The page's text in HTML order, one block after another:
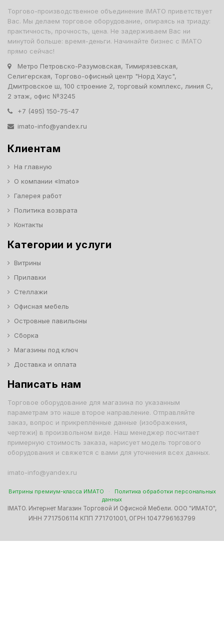
Торгово-производственное объединение IMATO приветствует
Вас. Мы делаем торговое оборудование, опираясь на триаду:
практичность, прочность, цена. Не задерживаем Вас ни
минутой больше: время-деньги. Начинайте бизнес с IMATO
прямо сейчас!
Метро Петровско-Разумовская, Тимирязевская,
Селигерская, Торгово-офисный центр "Норд Хаус",
Дмитровское ш, 100 строение 2, торговый комплекс, линия С,
2 этаж, офис №3245
+7 (495) 150-75-47
imato-info@yandex.ru
Клиентам
На главную
О компании «Imato»
Галерея работ
Политика возврата
Контакты
Категории и услуги
Витрины
Прилавки
Стеллажи
Офисная мебель
Островные павильоны
Сборка
Магазины под ключ
Доставка и оплата
Написать нам
Торговое оборудование для магазина по указанным
параметрам это наше второе направление. Отправляйте
заказ, вопрос и прикреплённые данные (изображения,
чертежи) в произвольном виде. Наш менеджер посчитает
примерную стоимость заказа, нарисует модель торгового
оборудования и свяжется с вами для уточнения всех данных.
imato-info@yandex.ru
Витрины премиум-класса ИМАТО ·
Политика обработки персональных
данных
IMATO. Интернет Магазин Торговой И Офисной Мебели. ООО "ИМАТО",
ИНН 7717506114 КПП 771701001, ОГРН 1047796163799